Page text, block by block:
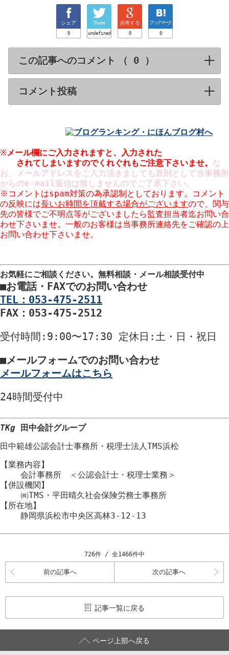
シェア
0
Tweet
undefined
共有する
0
ブックマーク
0
この記事へのコメント （ ） click to
コメント投稿click to expand contents
※メール欄にご入力されますと、入力された
されてしまいますのでくれぐれもご注意下さいませ。 な
お、メールアドレスをご入力頂きましても原則として当事務所
からのe-mail返信は致しませんのでご了承下さい。
※コメントはspam対策の為承認制としております。コメント
の反映には長いお時間を頂戴する場合がございますので、関与
先の皆様でご不明点等がございましたら監査担当者迄お問い合
わせ下さいませ。一般のお客様は当事務所連絡先をご確認の上
お問い合わせ下さいませ。
お気軽にご相談ください。 無料相談・メール相談受付中
■お電話・FAXでのお問い合わせ
TEL：053-475-2511
FAX：053-475-2512
受付時間 :9:00〜17:30 定休日 :土・日・祝日
■メールフォームでのお問い合わせ
メールフォームはこちら
24時間受付中
TKg 田中会計グループ
田中範雄公認会計士事務所 ・ 税理士法人TMS浜松
【業務内容】
会計事務所 ＜公認会計士・税理士業務＞
【併設機関】
㈱TMS・平田晴久社会保険労務士事務所
【所在地】
静岡県浜松市中央区高林3-12-13
726件 / 全1466件中
前の記事へ 次の記事へ
記事一覧に戻る
ページ上部へ戻る